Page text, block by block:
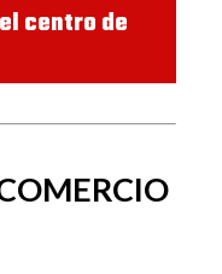
centro de